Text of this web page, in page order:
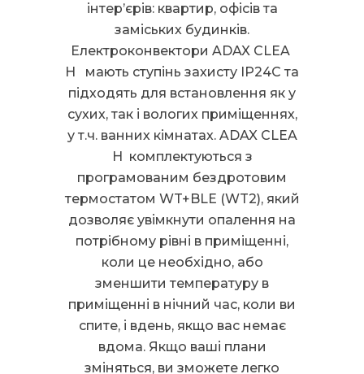
інтер’єрів: квартир, офісів та
заміських будинків.
Електроконвектори ADAX CLEA
H мають ступінь захисту IP24C та
підходять для встановлення як у
сухих, так і вологих приміщеннях,
у т.ч. ванних кімнатах. ADAX CLEA
H комплектуються з
програмованим бездротовим
термостатом WT+BLE (WT2), який
дозволяє увімкнути опалення на
потрібному рівні в приміщенні,
коли це необхідно, або
зменшити температуру в
приміщенні в нічний час, коли ви
спите, і вдень, якщо вас немає
вдома. Якщо ваші плани
зміняться, ви зможете легко